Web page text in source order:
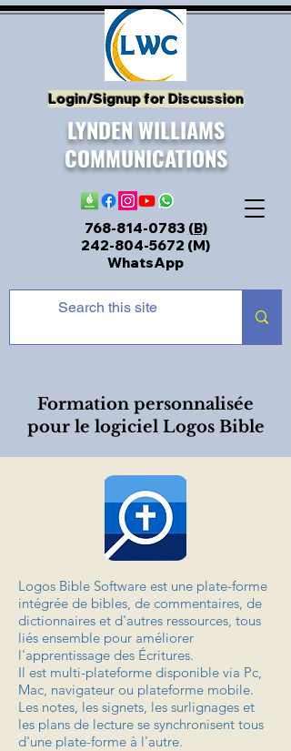
Login/Signup for Discussion
LYNDEN WILLIAMS
COMMUNICATIONS
768-814-0783 (B)
242-804-5672 (M)
WhatsApp
Formation personnalisée
pour le logiciel Logos Bible
Logos Bible Software est une plate-forme
intégrée de bibles, de commentaires, de
dictionnaires et d'autres ressources, tous
liés ensemble pour améliorer
l'apprentissage des Écritures.
Il est multi-plateforme disponible via Pc,
Mac, navigateur ou plateforme mobile.
Les notes, les signets, les surlignages et
les plans de lecture se synchronisent tous
d'une plate-forme à l'autre.